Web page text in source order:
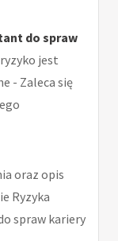
do spraw
ryzyko jest
- Zaleca się
oraz opis
Ryzyka
spraw kariery